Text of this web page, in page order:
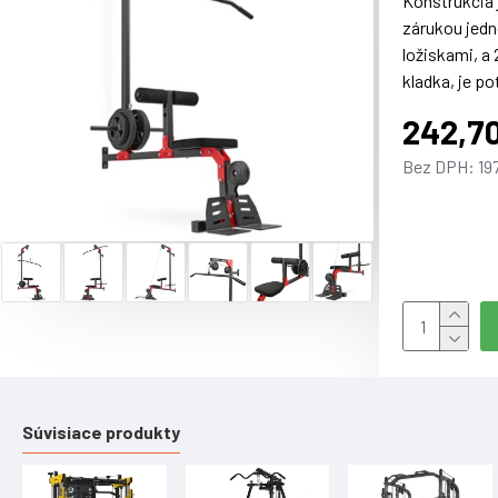
zárukou
ložiskami, a
kladka, je
miesto pre
použiť
súčasťou
Robustné,
Súčasťou
Parametre:
Materiál:
Trieda: H,
Bez DPH:
Súvisiace produkty